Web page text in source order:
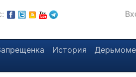
История